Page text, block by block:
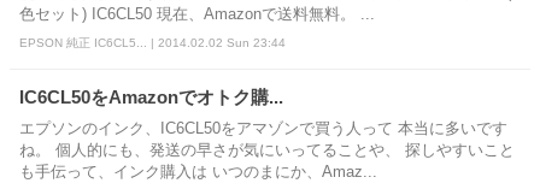
色セット) IC6CL50 現在、Amazonで送料無料。 ...
EPSON 純正 IC6CL5... | 2014.02.02 Sun 23:44
IC6CL50をAmazonでオトク購...
エプソンのインク、IC6CL50をアマゾンで買う人って 本当に多いです
ね。 個人的にも、発送の早さが気にいってることや、 探しやすいこと
も手伝って、インク購入は いつのまにか、Amaz...